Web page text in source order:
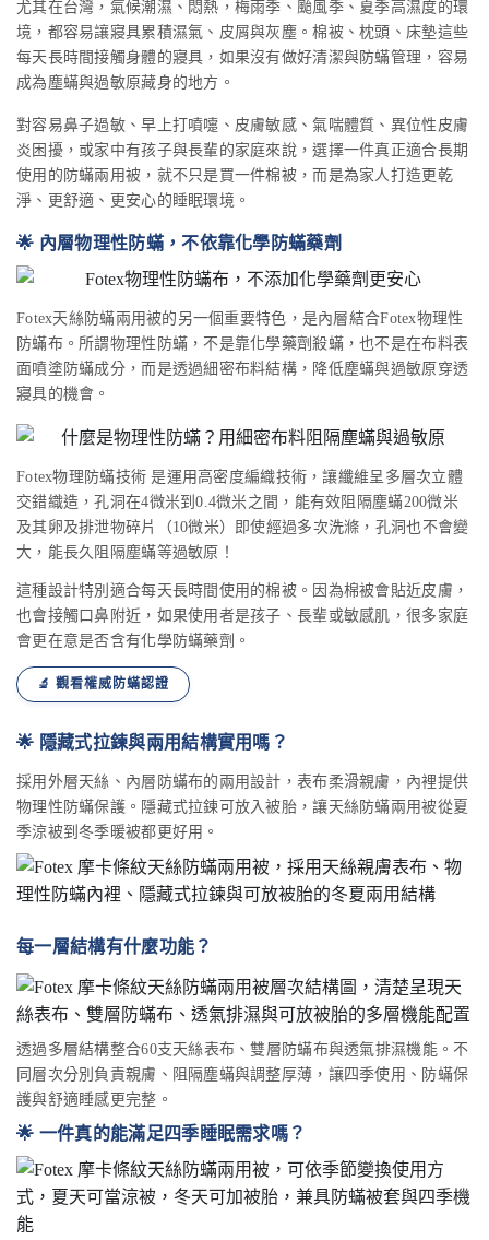
尤其在台灣，氣候潮濕、悶熱，梅雨季、颱風季、夏季高濕度的環
境，都容易讓寢具累積濕氣、皮屑與灰塵。棉被、枕頭、床墊這些
每天長時間接觸身體的寢具，如果沒有做好清潔與防蟎管理，容易
成為塵蟎與過敏原藏身的地方。
對容易鼻子過敏、早上打噴嚏、皮膚敏感、氣喘體質、異位性皮膚
炎困擾，或家中有孩子與長輩的家庭來說，選擇一件真正適合長期
使用的防蟎兩用被，就不只是買一件棉被，而是為家人打造更乾
淨、更舒適、更安心的睡眠環境。
🌟 內層物理性防蟎，不依靠化學防蟎藥劑
Fotex天絲防蟎兩用被的另一個重要特色，是內層結合Fotex物理性
防蟎布。所謂物理性防蟎，不是靠化學藥劑殺蟎，也不是在布料表
面噴塗防蟎成分，而是透過細密布料結構，降低塵蟎與過敏原穿透
寢具的機會。
Fotex物理防蟎技術 是運用高密度編織技術，讓纖維呈多層次立體
交錯織造，孔洞在4微米到0.4微米之間，能有效阻隔塵蟎200微米
及其卵及排泄物碎片（10微米）即使經過多次洗滌，孔洞也不會變
大，能長久阻隔塵蟎等過敏原！
這種設計特別適合每天長時間使用的棉被。因為棉被會貼近皮膚，
也會接觸口鼻附近，如果使用者是孩子、長輩或敏感肌，很多家庭
會更在意是否含有化學防蟎藥劑。
🔬 觀看權威防蟎認證
🌟 隱藏式拉鍊與兩用結構實用嗎？
採用外層天絲、內層防蟎布的兩用設計，表布柔滑親膚，內裡提供
物理性防蟎保護。隱藏式拉鍊可放入被胎，讓天絲防蟎兩用被從夏
季涼被到冬季暖被都更好用。
每一層結構有什麼功能？
透過多層結構整合60支天絲表布、雙層防蟎布與透氣排濕機能。不
同層次分別負責親膚、阻隔塵蟎與調整厚薄，讓四季使用、防蟎保
護與舒適睡感更完整。
🌟 一件真的能滿足四季睡眠需求嗎？